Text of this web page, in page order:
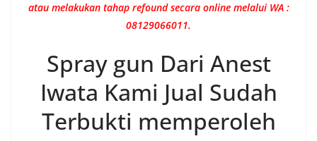
atau melakukan tahap refound secara online melalui WA :
08129066011.
Spray gun Dari Anest
Iwata Kami Jual Sudah
Terbukti memperoleh